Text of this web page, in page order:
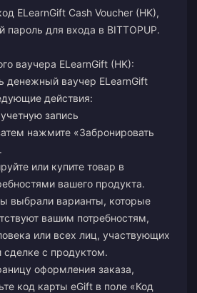
ELearnGift Cash Voucher (HK),
пароль для входа в BITTOPUP.
ваучера ELearnGift (HK):
денежный ваучер ELearnGift
действия:
запись
нажмите «Забронировать
или купите товар в
вашего продукта.
выбрали варианты, которые
вашим потребностям,
или всех лиц, участвующих
сделке с продуктом.
оформления заказа,
код карты eGift в поле «Код